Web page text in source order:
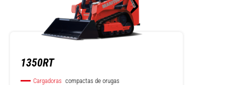
1350RT
Cargadoras compactas de orugas